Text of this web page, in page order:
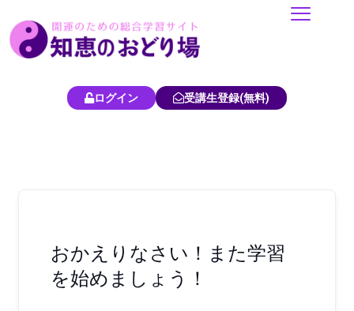
容
ログイン 受講生登録(無料)
おかえりなさい！また学習
を始めましょう！